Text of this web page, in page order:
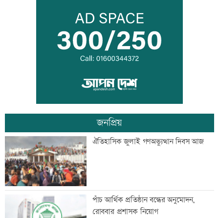
প্রবীণ সাংবাদিক মৃণাল কৃষ্ণ আর নেই
দেশের মানুষকে দেয়া জবান রক্ষা করতে
চাই: প্রধানমন্ত্রী
আদিবাসী দিবসে রাঙামাটিতে বর্ণাঢ্য
শোভাযাত্রা
জেট ফুয়েলের দাম বাড়ল
জনপ্রিয়
ঐতিহাসিক জুলাই গণঅভ্যুত্থান দিবস আজ
পাঁচ আর্থিক প্রতিষ্ঠান বন্ধের অনুমোদন,
রোববার প্রশাসক নিয়োগ